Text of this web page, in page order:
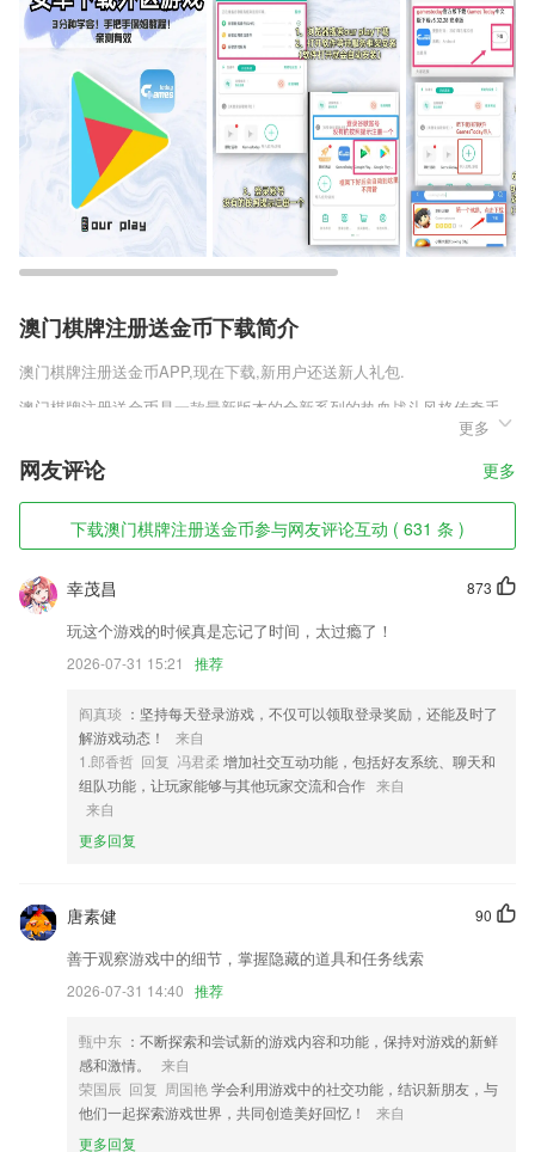
澳门棋牌注册送金币下载简介
澳门棋牌注册送金币APP,现在下载,新用户还送新人礼包.
澳门棋牌注册送金币是一款最新版本的全新系列的热血战斗风格传奇手
游，在这款经典的传奇之中，不仅仅拥有各种各样的全新玩法，还拥有了
玩家们最为喜欢的全新游戏玩法，开创了诸多全新的版本，还有一些极具
趣味性的副本，消耗一定的门派就可以直接进入，然后带着兄弟们一起展
开一场全新的游戏战斗。
澳门棋牌注册送金币软件特色
1,剑桥最新版"语言与内容" 结合学科课程,有料有趣
2,资讯，招考信息，地区公告，教育大事件，最新鲜的资讯，最优质的信
息，在线学教师证app一览无余；
3,支持企业、行业订制功能，用户可以一键切换客户端界面、栏目，实现
4,历年真题,尽在掌握,把握动态,决胜考试
5,共使用四个甚至更多的控制效果层。
6,学习更有效
澳门棋牌注册送金币软件优势
注了阅读进度；
2.练耳部分：音程练习包含了俩个八度内的所有音程，和弦包含了所有的
三、七和弦以及其转位，调式包含了基本的各种大小调和中国民族调式，
节奏包括了所有的基本节奏型，旋律部分包含了各种练习题。
3.排版合理，水墨风界面赏心悦目。
4.保藏试题，不会做的试题，或是以为有意义的试题都能够点击保藏，便
5.操作方便，可切换到相应位置。
更多
网友评论 更多
下载澳门棋牌注册送金币参与网友评论互动 ( 631 条 )
873
幸茂昌
玩这个游戏的时候真是忘记了时间，太过瘾了！
2026-07-31 15:21 推荐
阎真琰 ：坚持每天登录游戏，不仅可以领取登录奖励，还能及时了
解游戏动态！
来自
1.郎香哲 回复 冯君柔 增加社交互动功能，包括好友系统、聊天和
组队功能，让玩家能够与其他玩家交流和合作 来自
来自
更多回复
90
唐素健
善于观察游戏中的细节，掌握隐藏的道具和任务线索
2026-07-31 14:40 推荐
甄中东 ：不断探索和尝试新的游戏内容和功能，保持对游戏的新鲜
感和激情。
来自
荣国辰 回复 周国艳学会利用游戏中的社交功能，结识新朋友，与
他们一起探索游戏世界，共同创造美好回忆！
来自
更多回复